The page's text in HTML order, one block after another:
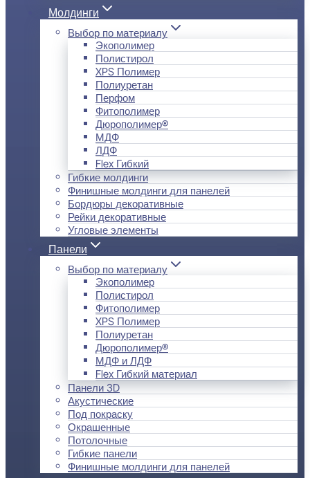
Молдинги
Выбор по материалу
Экополимер
Полистирол
XPS Полимер
Полиуретан
Перфом
Фитополимер
Дюрополимер®
МДФ
ЛДФ
Flex Гибкий
Гибкие молдинги
Финишные молдинги для панелей
Бордюры декоративные
Рейки декоративные
Угловые элементы
Панели
Выбор по материалу
Экополимер
Полистирол
Фитополимер
XPS Полимер
Полиуретан
Дюрополимер®
МДФ и ЛДФ
Flex Гибкий материал
Панели 3D
Акустические
Под покраску
Окрашенные
Потолочные
Гибкие панели
Финишные молдинги для панелей